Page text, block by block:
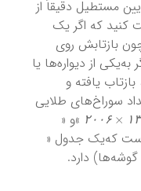
مستطیل دقیقاً از
کنید که اگر یک
بازتابش روی
از دیواره‌ها یا
چرخش، بازتاب یافته و
سوراخ‌های طلایی
۲ ۶ ۱ ۳
۲۰ ۰۶ × ۱۳۸۴ »و «
که‌یک جدول «
دارد.